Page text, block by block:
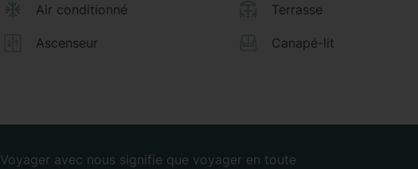
Air conditionné Terrasse
Ascenseur Canapé-lit
Voyager avec nous signifie que voyager en toute